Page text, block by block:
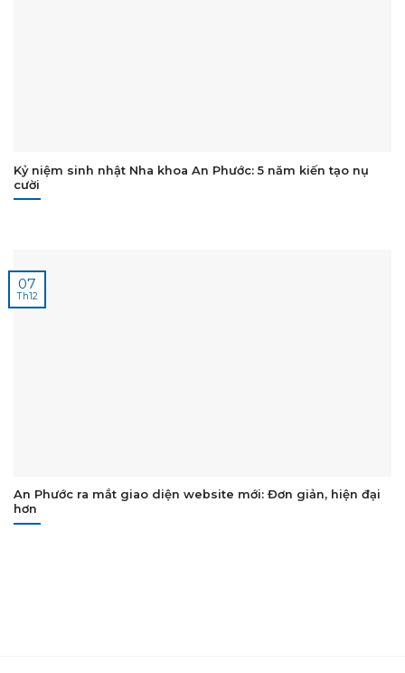
Kỷ niệm sinh nhật Nha khoa An Phước: 5 năm kiến tạo nụ
cười
An Phước ra mắt giao diện website mới: Đơn giản, hiện đại
hơn
07
Th12